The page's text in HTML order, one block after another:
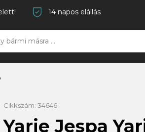
14 napos elállás
Cikkszám: 34646
Yarie Jespa